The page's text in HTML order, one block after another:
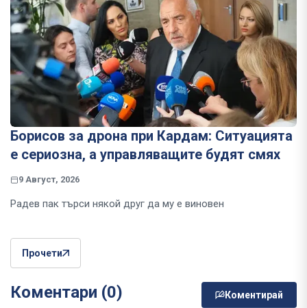
Борисов за дрона при Кардам: Ситуацията
е сериозна, а управляващите будят смях
9 Август, 2026
Радев пак търси някой друг да му е виновен
Прочети
Коментари (0) Коментирай